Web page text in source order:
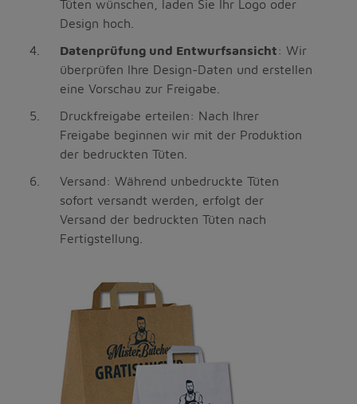
Tüten wünschen, laden Sie Ihr Logo oder
Design hoch.
Datenprüfung und Entwurfsansicht: Wir
überprüfen Ihre Design-Daten und erstellen
eine Vorschau zur Freigabe.
Druckfreigabe erteilen: Nach Ihrer
Freigabe beginnen wir mit der Produktion
der bedruckten Tüten.
Versand: Während unbedruckte Tüten
sofort versandt werden, erfolgt der
Versand der bedruckten Tüten nach
Fertigstellung.